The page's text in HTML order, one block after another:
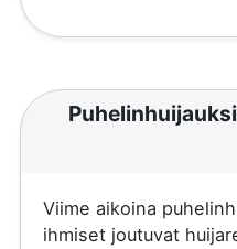
Viime aikoina
ihmiset joutuvat